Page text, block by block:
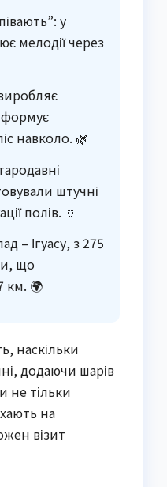
у
мелодії через
навколо. 🌿
штучні
полів. 🏺
– Ігуасу, з 275
що
км. 🌍
наскільки
додаючи шарів
не тільки
на
візит